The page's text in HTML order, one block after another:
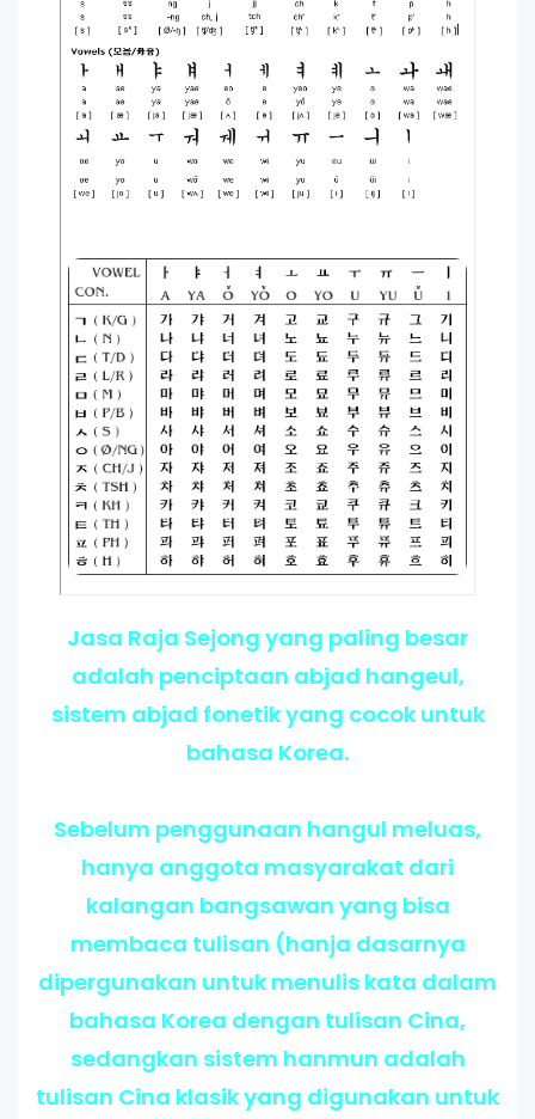
Jasa Raja Sejong yang paling besar
adalah penciptaan abjad hangeul,
sistem abjad fonetik yang cocok untuk
bahasa Korea.
Sebelum penggunaan hangul meluas,
hanya anggota masyarakat dari
kalangan bangsawan yang bisa
membaca tulisan (hanja dasarnya
dipergunakan untuk menulis kata dalam
bahasa Korea dengan tulisan Cina,
sedangkan sistem hanmun adalah
tulisan Cina klasik yang digunakan untuk